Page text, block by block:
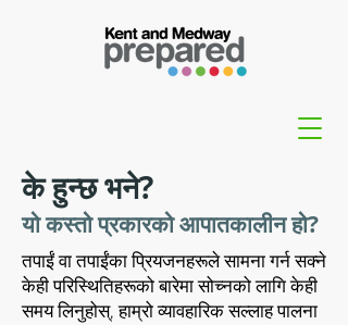
के हुन्छ भने?
यो कस्तो प्रकारको आपातकालीन हो?
तपाईं वा तपाईंका प्रियजनहरूले सामना गर्न सक्ने
केही परिस्थितिहरूको बारेमा सोच्नको लागि केही
समय लिनुहोस्, हाम्रो व्यावहारिक सल्लाह पालना